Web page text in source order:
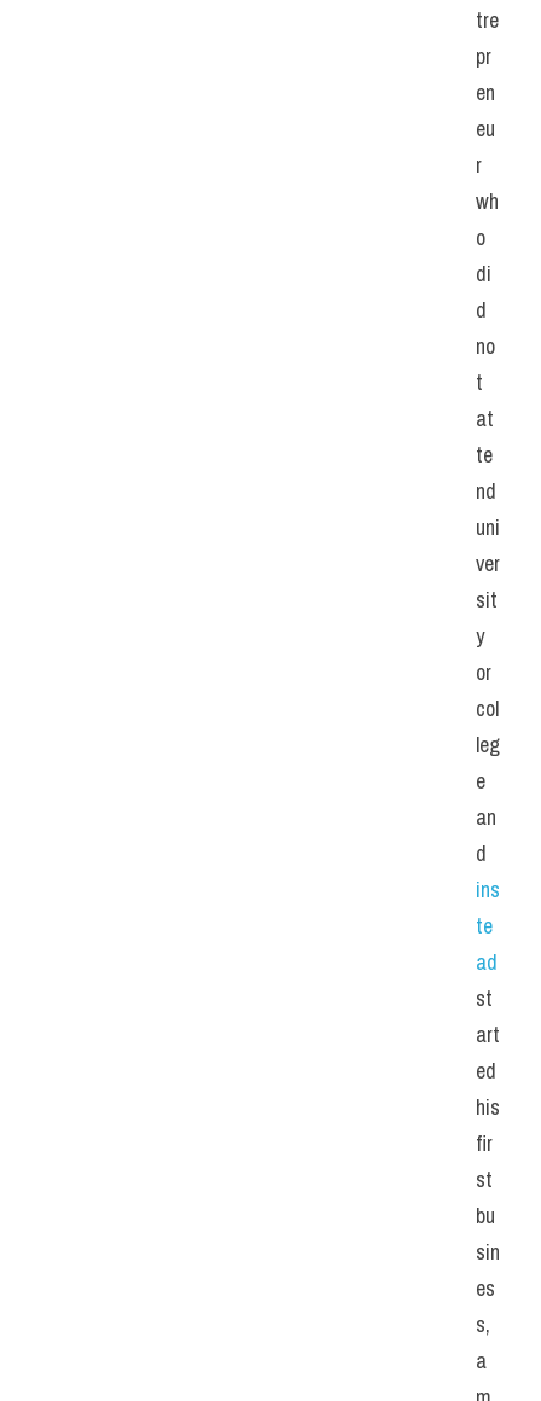
tre
pr
en
eu
r
wh
o
di
d
no
t
at
te
nd
uni
ver
sit
y
or
col
leg
e
an
ins
te
ad
st
art
ed
his
fir
st
bu
sin
es
s,
a